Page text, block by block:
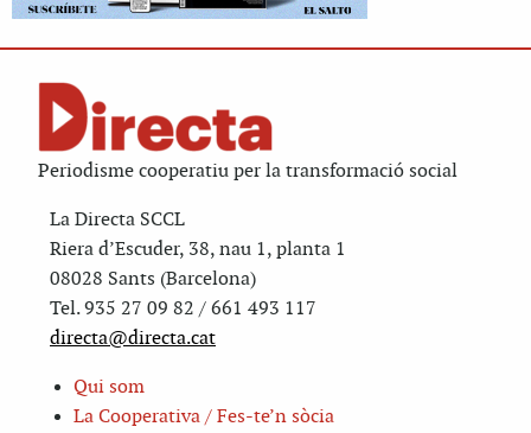
Periodisme cooperatiu per la transformació social
La Directa SCCL
Riera d’Escuder, 38, nau 1, planta 1
08028 Sants (Barcelona)
Tel. 935 27 09 82 / 661 493 117
directa@directa.cat
Qui som
La Cooperativa / Fes-te’n sòcia